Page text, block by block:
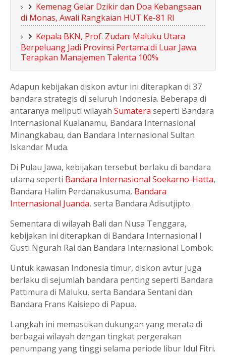
Kemenag Gelar Dzikir dan Doa Kebangsaan
di Monas, Awali Rangkaian HUT Ke-81 RI
Kepala BKN, Prof. Zudan: Maluku Utara
Berpeluang Jadi Provinsi Pertama di Luar Jawa
Terapkan Manajemen Talenta 100%
Adapun kebijakan diskon avtur ini diterapkan di 37
bandara strategis di seluruh Indonesia. Beberapa di
antaranya meliputi wilayah Sumatera seperti Bandara
Internasional Kualanamu, Bandara Internasional
Minangkabau, dan Bandara Internasional Sultan
Iskandar Muda.
Di Pulau Jawa, kebijakan tersebut berlaku di bandara
utama seperti Bandara Internasional Soekarno-Hatta,
Bandara Halim Perdanakusuma, Bandara
Internasional Juanda, serta Bandara Adisutjipto.
Sementara di wilayah Bali dan Nusa Tenggara,
kebijakan ini diterapkan di Bandara Internasional I
Gusti Ngurah Rai dan Bandara Internasional Lombok.
Untuk kawasan Indonesia timur, diskon avtur juga
berlaku di sejumlah bandara penting seperti Bandara
Pattimura di Maluku, serta Bandara Sentani dan
Bandara Frans Kaisiepo di Papua.
Langkah ini memastikan dukungan yang merata di
berbagai wilayah dengan tingkat pergerakan
penumpang yang tinggi selama periode libur Idul Fitri.